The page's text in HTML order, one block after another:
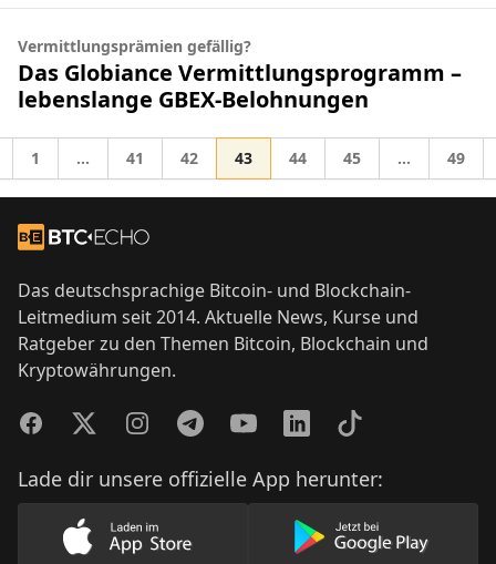
Vermittlungsprämien gefällig?
Das Globiance Vermittlungsprogramm –
lebenslange GBEX-Belohnungen
zu
Gehe zur Seite
1 Zwischenseiten weggelassen
… Gehe zur Seite
41 Gehe zur Seite
42 Gehe zur Seite
43 Gehe zur Seite
44 Gehe zur Seite
45 … Gehe
49
Zur Startseite
Das deutschsprachige Bitcoin- und Blockchain-
Leitmedium seit 2014. Aktuelle News, Kurse und
Ratgeber zu den Themen Bitcoin, Blockchain und
Kryptowährungen.
FacebookTwitterInstagramTelegramYouTubeLinkedInTikTok
Lade dir unsere offizielle App herunter:
Lade unsere App im AppStore herunter
Lade unsere